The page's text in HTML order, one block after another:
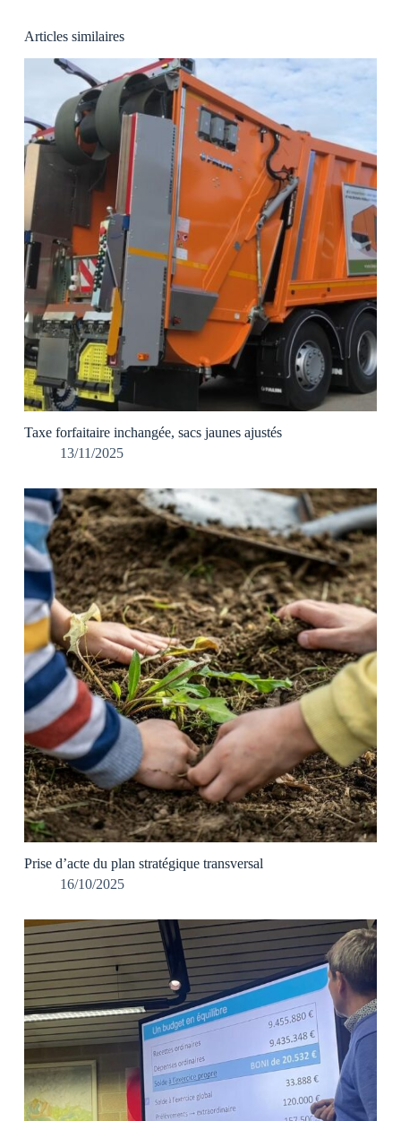
Articles similaires
Taxe forfaitaire inchangée, sacs jaunes ajustés
13/11/2025
Prise d’acte du plan stratégique transversal
16/10/2025